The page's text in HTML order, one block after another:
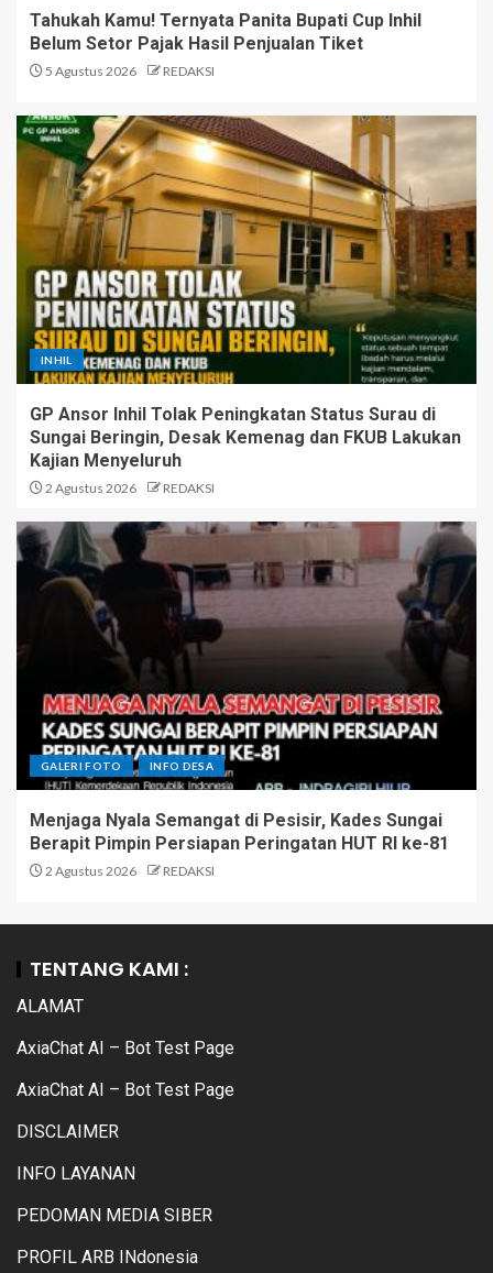
Tahukah Kamu! Ternyata Panita Bupati Cup Inhil
Belum Setor Pajak Hasil Penjualan Tiket
5 Agustus 2026 REDAKSI
INHIL
GP Ansor Inhil Tolak Peningkatan Status Surau di
Sungai Beringin, Desak Kemenag dan FKUB Lakukan
Kajian Menyeluruh
2 Agustus 2026 REDAKSI
GALERI FOTO INFO DESA
Menjaga Nyala Semangat di Pesisir, Kades Sungai
Berapit Pimpin Persiapan Peringatan HUT RI ke-81
2 Agustus 2026 REDAKSI
TENTANG KAMI :
ALAMAT
AxiaChat AI – Bot Test Page
AxiaChat AI – Bot Test Page
DISCLAIMER
INFO LAYANAN
PEDOMAN MEDIA SIBER
PROFIL ARB INdonesia